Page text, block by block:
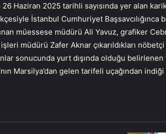
Haziran 2025 tarihli sayısında yer alan
İstanbul Cumhuriyet Başsavcılığınca
müessese müdürü Ali Yavuz, grafiker
müdürü Zafer Aknar çıkarıldıkları
sonucunda yurt dışında olduğu
Marsilya’dan gelen tarifeli uçağından